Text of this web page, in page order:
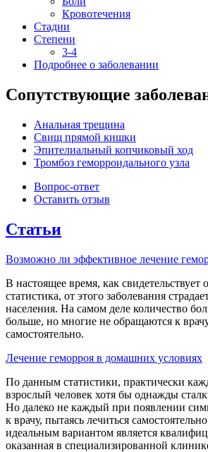
Кровотечения
Стадии
Степени
3-4
Подробнее о заболевании
Сопутствующие
Анальная трещина
Свищ прямой кишки
Эпителиальный копчиковый ход
Тромбоз геморроидального узла
Вопрос-ответ
Оставить отзыв
Статьи
Возможно ли эффективное лечение
В настоящее время, как свидетельствует
статистика, от этого заболевания
населения. На самом деле количество
больше, но многие не обращаются к
самостоятельно.
Лечение геморроя в домашних условиях
По данным статистики, практически
взрослый человек хотя бы однажды
Но далеко не каждый при появлении
к врачу, пытаясь лечиться
идеальным вариантом является
оказанная в специализированной